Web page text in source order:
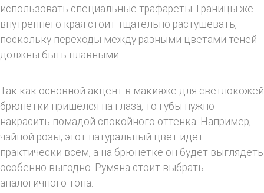
использовать специальные трафареты. Границы же
внутреннего края стоит тщательно растушевать,
поскольку переходы между разными цветами теней
должны быть плавными.
Так как основной акцент в макияже для светлокожей
брюнетки пришелся на глаза, то губы нужно
накрасить помадой спокойного оттенка. Например,
чайной розы, этот натуральный цвет идет
практически всем, а на брюнетке он будет выглядеть
особенно выгодно. Румяна стоит выбрать
аналогичного тона.